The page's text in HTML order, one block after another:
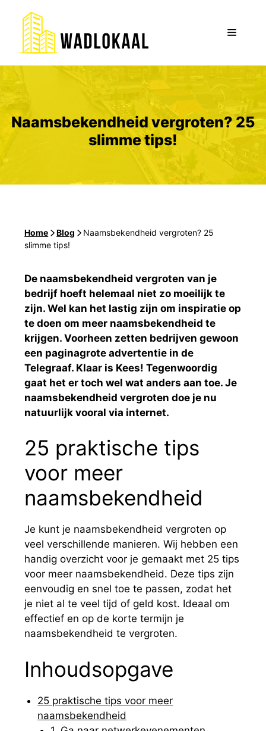
inhoud
Menu
Naamsbekendheid vergroten? 25
slimme tips!
Home -Blog - Naamsbekendheid vergroten? 25
slimme tips!
De naamsbekendheid vergroten van je
bedrijf hoeft helemaal niet zo moeilijk te
zijn. Wel kan het lastig zijn om inspiratie op
te doen om meer naamsbekendheid te
krijgen. Voorheen zetten bedrijven gewoon
een paginagrote advertentie in de
Telegraaf. Klaar is Kees! Tegenwoordig
gaat het er toch wel wat anders aan toe. Je
naamsbekendheid vergroten doe je nu
natuurlijk vooral via internet.
25 praktische tips
voor meer
naamsbekendheid
Je kunt je naamsbekendheid vergroten op
veel verschillende manieren. Wij hebben een
handig overzicht voor je gemaakt met 25 tips
voor meer naamsbekendheid. Deze tips zijn
eenvoudig en snel toe te passen, zodat het
je niet al te veel tijd of geld kost. Ideaal om
effectief en op de korte termijn je
naamsbekendheid te vergroten.
Inhoudsopgave
25 praktische tips voor meer
naamsbekendheid